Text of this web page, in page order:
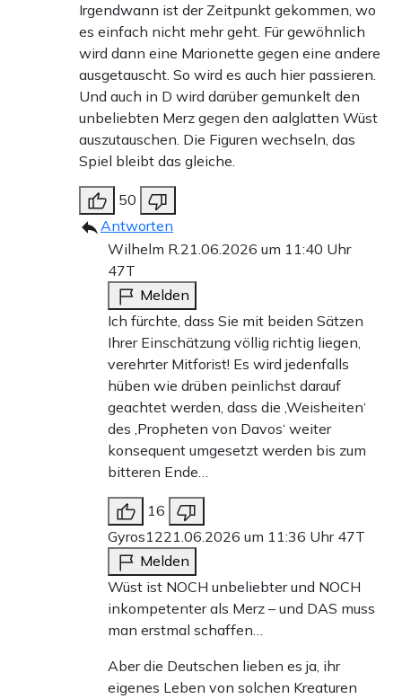
Irgendwann ist der Zeitpunkt gekommen, wo
es einfach nicht mehr geht. Für gewöhnlich
wird dann eine Marionette gegen eine andere
ausgetauscht. So wird es auch hier passieren.
Und auch in D wird darüber gemunkelt den
unbeliebten Merz gegen den aalglatten Wüst
auszutauschen. Die Figuren wechseln, das
Spiel bleibt das gleiche.
50
Antworten
Wilhelm R.21.06.2026 um 11:40 Uhr
47T
Melden
Ich fürchte, dass Sie mit beiden Sätzen
Ihrer Einschätzung völlig richtig liegen,
verehrter Mitforist! Es wird jedenfalls
hüben wie drüben peinlichst darauf
geachtet werden, dass die ‚Weisheiten‘
des ‚Propheten von Davos‘ weiter
konsequent umgesetzt werden bis zum
bitteren Ende…
16
Gyros1221.06.2026 um 11:36 Uhr 47T
Melden
Wüst ist NOCH unbeliebter und NOCH
inkompetenter als Merz – und DAS muss
man erstmal schaffen…
Aber die Deutschen lieben es ja, ihr
eigenes Leben von solchen Kreaturen